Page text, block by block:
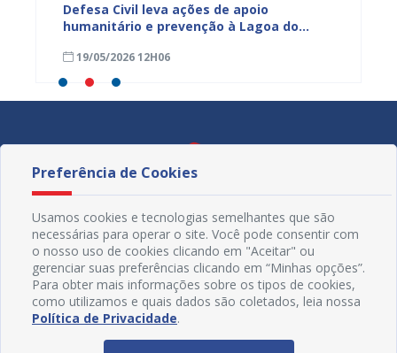
Defesa Civil leva ações de apoio
humanitário e prevenção à Lagoa do
19/05/2026 12H06
Preferência de Cookies
Usamos cookies e tecnologias semelhantes que são
necessárias para operar o site. Você pode consentir com
o nosso uso de cookies clicando em "Aceitar" ou
gerenciar suas preferências clicando em “Minhas opções”.
Para obter mais informações sobre os tipos de cookies,
como utilizamos e quais dados são coletados, leia nossa
Política de Privacidade.